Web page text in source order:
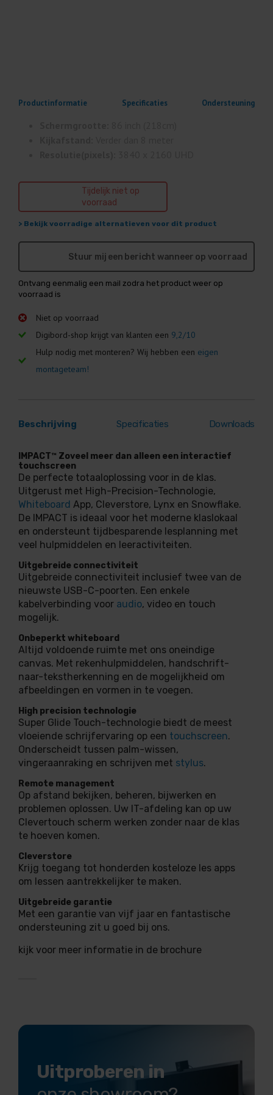
Productinformatie Specificaties Ondersteuning
Tijdelijk niet op
voorraad
> Bekijk voorradige alternatieven voor dit product
Stuur mij een bericht wanneer op voorraad
Ontvang eenmalig een mail zodra het product weer op
voorraad is
Niet op voorraad
Digibord-shop krijgt van klanten een 9,2/10
Hulp nodig met monteren? Wij hebben een eigen
montageteam!
Beschrijving Specificaties Downloads
IMPACT™ Zoveel meer dan alleen een interactief
touchscreen
De perfecte totaaloplossing voor in de klas.
Uitgerust met High-Precision-Technologie,
Whiteboard App, Cleverstore, Lynx en Snowflake.
De IMPACT is ideaal voor het moderne klaslokaal
en ondersteunt tijdbesparende lesplanning met
veel hulpmiddelen en leeractiviteiten.
Uitgebreide connectiviteit
Uitgebreide connectiviteit inclusief twee van de
nieuwste USB-C-poorten. Een enkele
kabelverbinding voor audio, video en touch
mogelijk.
Onbeperkt whiteboard
Altijd voldoende ruimte met ons oneindige
canvas. Met rekenhulpmiddelen, handschrift-
naar-tekstherkenning en de mogelijkheid om
afbeeldingen en vormen in te voegen.
High precision technologie
Super Glide Touch-technologie biedt de meest
vloeiende schrijfervaring op een touchscreen.
Onderscheidt tussen palm-wissen,
vingeraanraking en schrijven met stylus.
Remote management
Op afstand bekijken, beheren, bijwerken en
problemen oplossen. Uw IT-afdeling kan op uw
Clevertouch scherm werken zonder naar de klas
te hoeven komen.
Cleverstore
Krijg toegang tot honderden kosteloze les apps
om lessen aantrekkelijker te maken.
Uitgebreide garantie
Met een garantie van vijf jaar en fantastische
ondersteuning zit u goed bij ons.
kijk voor meer informatie in de brochure
Uitproberen in